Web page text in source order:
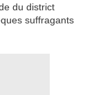
du district
suffragants